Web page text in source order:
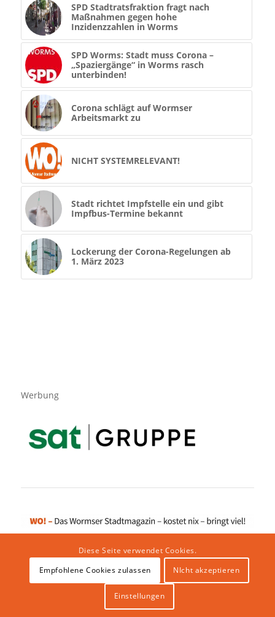
SPD Stadtratsfraktion fragt nach
Maßnahmen gegen hohe
Inzidenzzahlen in Worms
SPD Worms: Stadt muss Corona –
„Spaziergänge“ in Worms rasch
unterbinden!
Corona schlägt auf Wormser
Arbeitsmarkt zu
NICHT SYSTEMRELEVANT!
Stadt richtet Impfstelle ein und gibt
Impfbus-Termine bekannt
Lockerung der Corona-Regelungen ab
1. März 2023
Werbung
Impressum|Datenschutzerklärung|Website von klicklabor.de |
Diese Seite verwendet Cookies.
Empfohlene Cookies zulassen
NIcht akzeptieren
Einstellungen